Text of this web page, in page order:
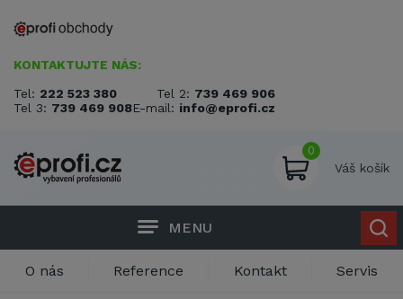
KONTAKTUJTE NÁS:
Tel: 222 523 380 Tel 2: 739 469 906
Tel 3: 739 469 908E-mail: info@eprofi.cz
0
Váš košík
MENU
O nás Reference Kontakt Servis